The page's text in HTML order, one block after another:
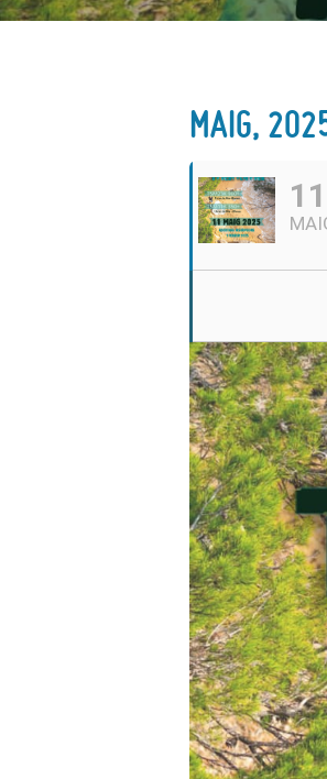
MAIG,
11